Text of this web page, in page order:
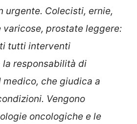
urgente. Colecisti, ernie,
varicose, prostate leggere:
tutti interventi
responsabilità di
che giudica a
Vengono
oncologiche e le